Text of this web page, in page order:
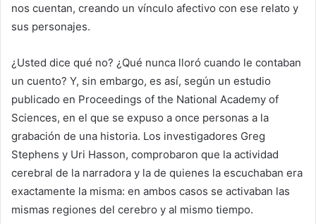
nos cuentan, creando un vínculo afectivo con ese relato y
sus personajes.
¿Usted dice qué no? ¿Qué nunca lloró cuando le contaban
un cuento? Y, sin embargo, es así, según un estudio
publicado en Proceedings of the National Academy of
Sciences, en el que se expuso a once personas a la
grabación de una historia. Los investigadores Greg
Stephens y Uri Hasson, comprobaron que la actividad
cerebral de la narradora y la de quienes la escuchaban era
exactamente la misma: en ambos casos se activaban las
mismas regiones del cerebro y al mismo tiempo.